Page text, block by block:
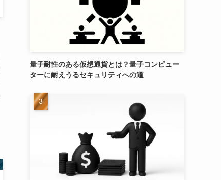
量子耐性のある仮想通貨とは？量子コンピュー
ターに耐えうるセキュリティへの道